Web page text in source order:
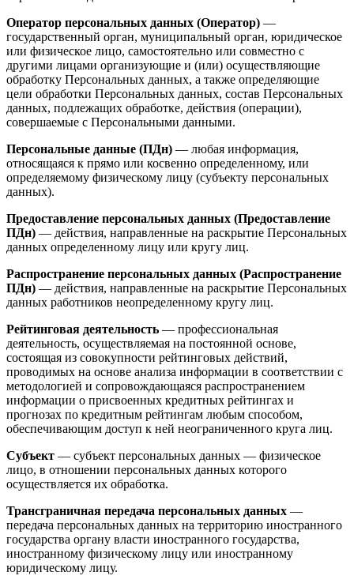
Оператор персональных данных (Оператор) —
государственный орган, муниципальный орган, юридическое
или физическое лицо, самостоятельно или совместно с
другими лицами организующие и (или) осуществляющие
обработку Персональных данных, а также определяющие
цели обработки Персональных данных, состав Персональных
данных, подлежащих обработке, действия (операции),
совершаемые с Персональными данными.
Персональные данные (ПДн) — любая информация,
относящаяся к прямо или косвенно определенному, или
определяемому физическому лицу (субъекту персональных
данных).
Предоставление персональных данных (Предоставление
ПДн) — действия, направленные на раскрытие Персональных
данных определенному лицу или кругу лиц.
Распространение персональных данных (Распространение
ПДн) — действия, направленные на раскрытие Персональных
данных работников неопределенному кругу лиц.
Рейтинговая деятельность — профессиональная
деятельность, осуществляемая на постоянной основе,
состоящая из совокупности рейтинговых действий,
проводимых на основе анализа информации в соответствии с
методологией и сопровождающаяся распространением
информации о присвоенных кредитных рейтингах и
прогнозах по кредитным рейтингам любым способом,
обеспечивающим доступ к ней неограниченного круга лиц.
Субъект — субъект персональных данных — физическое
лицо, в отношении персональных данных которого
осуществляется их обработка.
Трансграничная передача персональных данных —
передача персональных данных на территорию иностранного
государства органу власти иностранного государства,
иностранному физическому лицу или иностранному
юридическому лицу.